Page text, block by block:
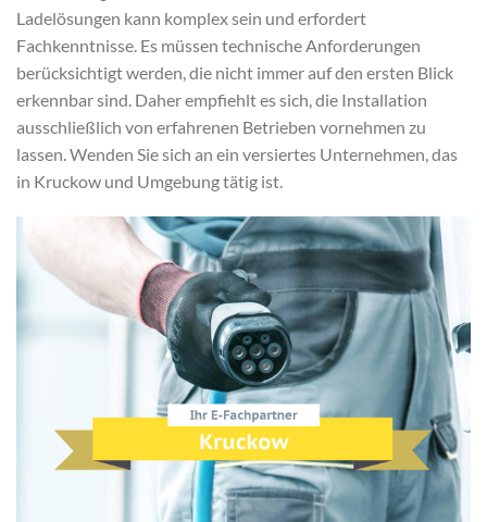
Ladelösungen kann komplex sein und erfordert
Fachkenntnisse. Es müssen technische Anforderungen
berücksichtigt werden, die nicht immer auf den ersten Blick
erkennbar sind. Daher empfiehlt es sich, die Installation
ausschließlich von erfahrenen Betrieben vornehmen zu
lassen. Wenden Sie sich an ein versiertes Unternehmen, das
in Kruckow und Umgebung tätig ist.